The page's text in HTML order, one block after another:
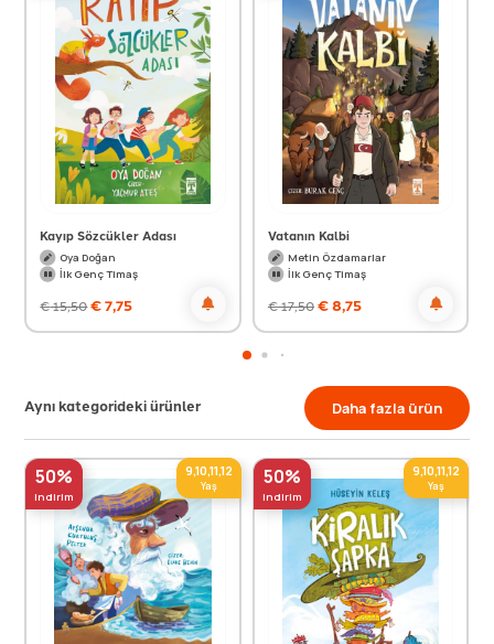
Kayıp Sözcükler Adası
Oya Doğan
İlk Genç Timaş
€15,50€7,75
Vatanın Kalbi
Metin Özdamarlar
İlk Genç Timaş
€17,50€8,75
Aynı kategorideki ürünler Daha fazla ürün
50%
indirim
9,10,11,12
Yaş 50%
indirim
9,10,11,12
Yaş